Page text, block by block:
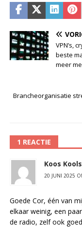
VPN’s,
beste
meer
Brancheorganisatie
1 REACTIE
Koos
20 JUNI 2025
Goede Cor, één van
elkaar weinig, een
de radio, zelf ook